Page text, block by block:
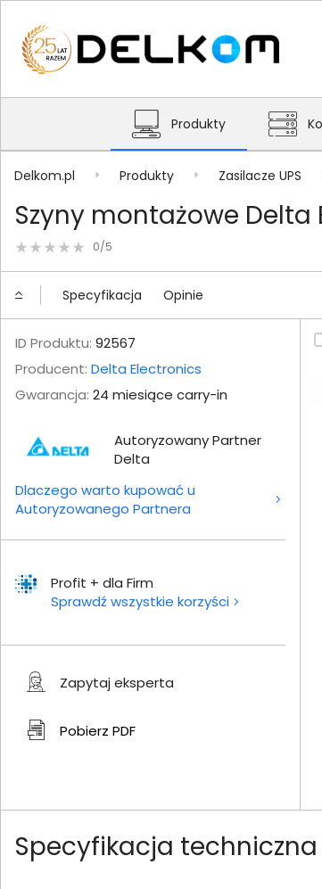
Produkty
Delkom.pl Produkty Zasilacze UPS
Szyny montażowe Delta
0/5
Specyfikacja Opinie
ID Produktu: 92567
Producent: Delta Electronics
Gwarancja: 24 miesiące carry-in
Autoryzowany Partner
Delta
Dlaczego warto kupować u
Autoryzowanego Partnera
Profit + dla Firm
Sprawdź wszystkie korzyści
Zapytaj eksperta
Pobierz PDF
Specyfikacja techniczna